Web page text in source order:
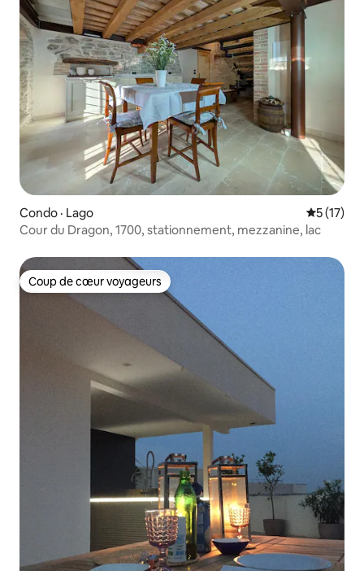
Condo · Lago Note
5 (17)
Cour du Dragon, 1700, stationnement, mezzanine, lac
Coup de cœur voyageurs
Coup de cœur voyageurs